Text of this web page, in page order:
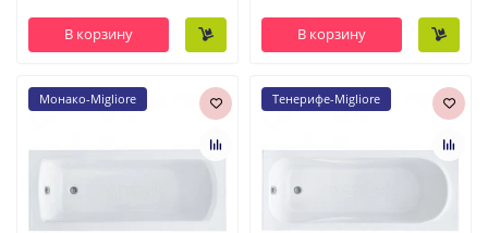
В корзину В корзину
Монако-Migliore Тенерифе-Migliore